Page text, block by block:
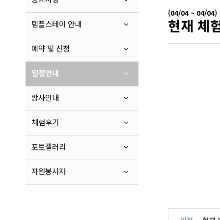
템플스테이 안내
예약 및 신청
일정안내
방사안내
체험후기
포토갤러리
자원봉사자
(04/04 ~ 04/04)
현재 체